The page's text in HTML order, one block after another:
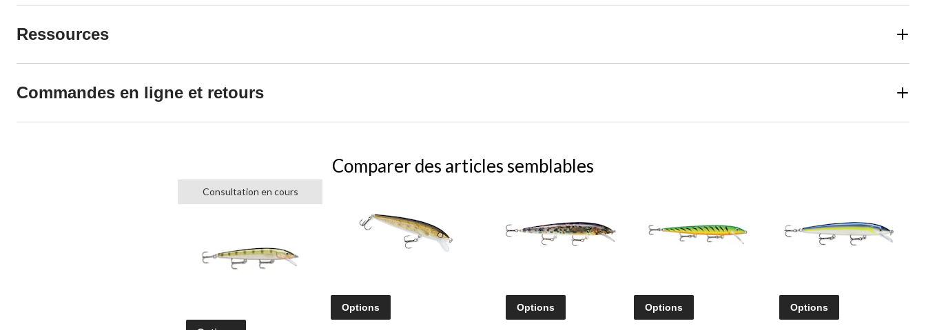
Ressources
Commandes en ligne et retours
Comparer des articles semblables
Consultation en cours
Options Options Options Options